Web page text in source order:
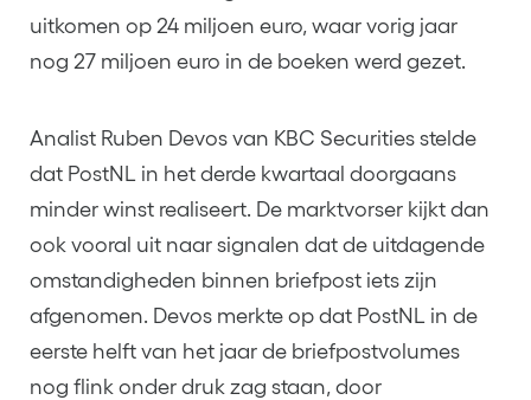
uitkomen op 24 miljoen euro, waar vorig jaar
nog 27 miljoen euro in de boeken werd gezet.
Analist Ruben Devos van KBC Securities stelde
dat PostNL in het derde kwartaal doorgaans
minder winst realiseert. De marktvorser kijkt dan
ook vooral uit naar signalen dat de uitdagende
omstandigheden binnen briefpost iets zijn
afgenomen. Devos merkte op dat PostNL in de
eerste helft van het jaar de briefpostvolumes
nog flink onder druk zag staan, door